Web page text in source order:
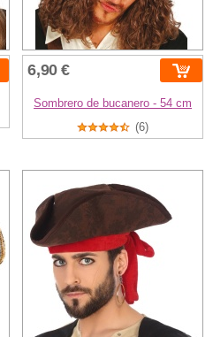
6,90 €
Sombrero de bucanero - 54 cm
(6)